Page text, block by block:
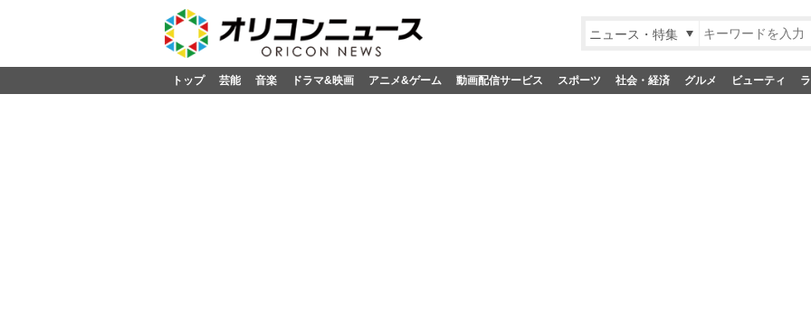
ニュース・特集
トップ 芸能 音楽 ドラマ&映画 アニメ&ゲーム 動画配信サービス スポーツ 社会・経済 グルメ ビューティ